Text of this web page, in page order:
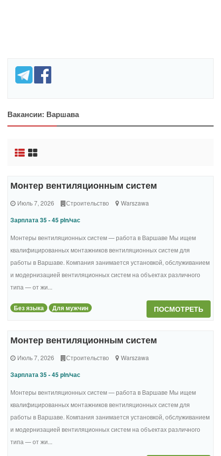
Вакансии: Варшава
Монтер вентиляционным систем
Июль 7, 2026 Строительство Warszawa
Зарплата 35 - 45 pln/час
Монтеры вентиляционных систем — работа в Варшаве Мы ищем
квалифицированных монтажников вентиляционных систем для
работы в Варшаве. Компания занимается установкой, обслуживанием
и модернизацией вентиляционных систем на объектах различного
типа — от жи...
Без языка Для мужчин ПОСМОТРЕТЬ
Монтер вентиляционным систем
Июль 7, 2026 Строительство Warszawa
Зарплата 35 - 45 pln/час
Монтеры вентиляционных систем — работа в Варшаве Мы ищем
квалифицированных монтажников вентиляционных систем для
работы в Варшаве. Компания занимается установкой, обслуживанием
и модернизацией вентиляционных систем на объектах различного
типа — от жи...